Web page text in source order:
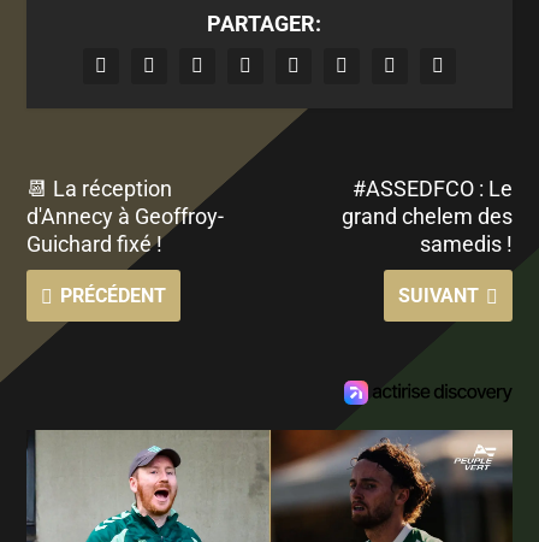
PARTAGER:
📆 La réception
d'Annecy à Geoffroy-
Guichard fixé !
PRÉCÉDENT
#ASSEDFCO : Le
grand chelem des
samedis !
SUIVANT